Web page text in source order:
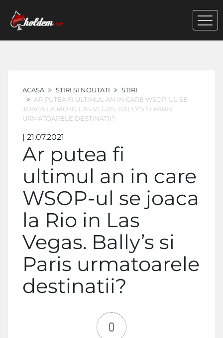
ACASA STIRI SI NOUTATI
STIRI
AR PUTEA FI ULTIMUL AN IN CARE WSOP-UL SE
JOACA LA RIO IN LAS VEGAS. BALLY’S SI PARIS
URMATOARELE DESTINATII?
| 21.07.2021
Ar putea fi
ultimul an in care
WSOP-ul se joaca
la Rio in Las
Vegas. Bally’s si
Paris urmatoarele
destinatii?
0